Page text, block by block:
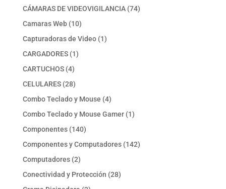
producto
CÁMARAS DE VIDEOVIGILANCIA 7474
Camaras Web 1010
productos
Capturadoras de Video 11
CARGADORES 11
CARTUCHOS 44
productos
CELULARES 2828
productos
Combo Teclado y Mouse 44
productos
Combo Teclado y Mouse Gamer 11
Componentes 140140
productos
Componentes y Computadores 142142
Computadores 22
productos
Conectividad y Protección 2828